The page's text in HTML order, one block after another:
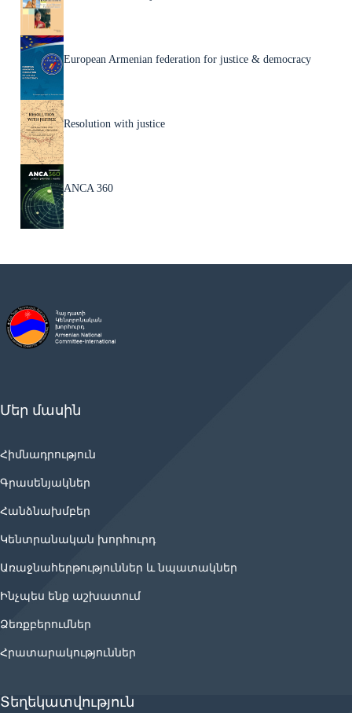
European Armenian federation for justice & democracy
Resolution with justice
ANCA 360
Մեր մասին
Հիմնադրություն
Գրասենյակներ
Հանձնախմբեր
Կենտրանական խորհուրդ
Առաջնահերթություններ և նպատակներ
Ինչպես ենք աշխատում
Ձեռքբերումներ
Հրատարակություններ
Տեղեկատվություն